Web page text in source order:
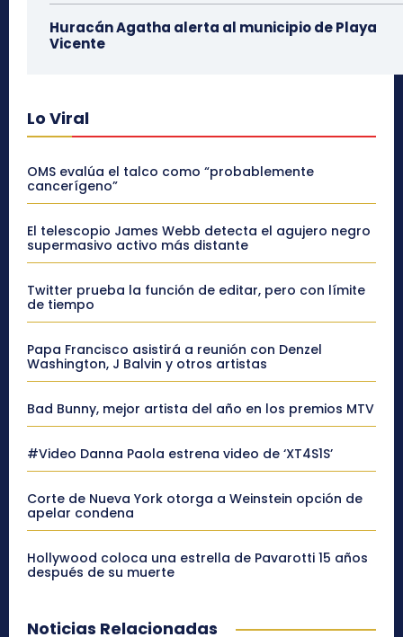
Huracán Agatha alerta al municipio de Playa
Vicente
Lo Viral
OMS evalúa el talco como “probablemente
cancerígeno”
El telescopio James Webb detecta el agujero negro
supermasivo activo más distante
Twitter prueba la función de editar, pero con límite
de tiempo
Papa Francisco asistirá a reunión con Denzel
Washington, J Balvin y otros artistas
Bad Bunny, mejor artista del año en los premios MTV
#Video Danna Paola estrena video de ‘XT4S1S’
Corte de Nueva York otorga a Weinstein opción de
apelar condena
Hollywood coloca una estrella de Pavarotti 15 años
después de su muerte
Noticias Relacionadas